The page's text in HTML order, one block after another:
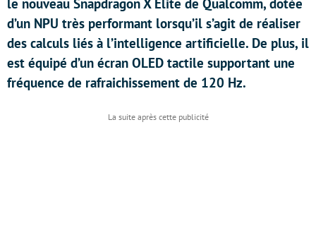
le nouveau Snapdragon X Elite de Qualcomm, dotée
d’un NPU très performant lorsqu’il s’agit de réaliser
des calculs liés à l’intelligence artificielle. De plus, il
est équipé d’un écran OLED tactile supportant une
fréquence de rafraichissement de 120 Hz.